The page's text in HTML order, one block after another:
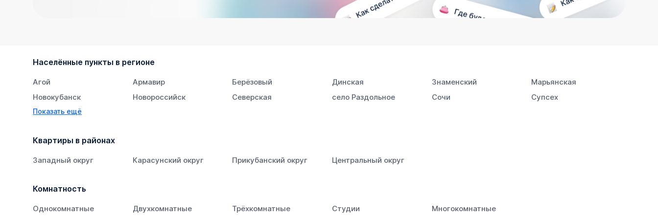
Населённые пункты в регионе
Агой Армавир Берёзовый Динская Знаменский
Марьянская
Новокубанск
Новороссийск Северская село Раздольное Сочи
Супсех
Тихорецк
Показать ещё
Квартиры в районах
Западный округ Карасунский округ Прикубанский округ Центральный округ
Комнатность
Однокомнатные Двухкомнатные Трёхкомнатные Студии Многокомнатные